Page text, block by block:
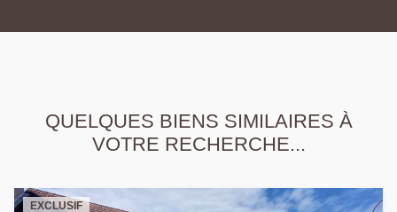
QUELQUES BIENS SIMILAIRES À
VOTRE RECHERCHE...
EXCLUSIF